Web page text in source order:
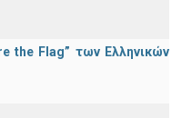
the Flag” των Ελληνικών